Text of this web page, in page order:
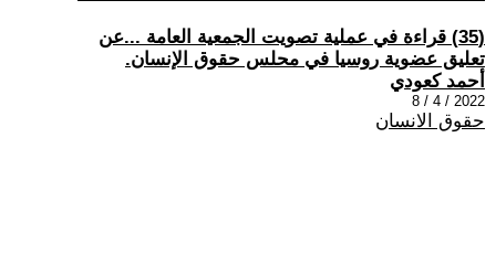
(35) قراءة في عملية تصويت الجمعية العامة ...عن
تعليق عضوية روسيا في محلس حقوق الإنسان.
أحمد كعودي
2022 / 4 / 8
حقوق الانسان